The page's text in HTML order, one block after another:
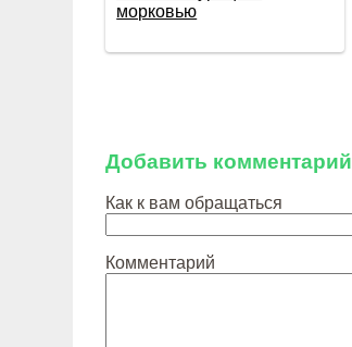
морковью
Добавить комментарий
Как к вам обращаться
Комментарий